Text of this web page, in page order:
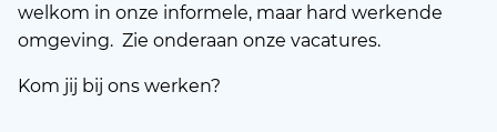
welkom in onze informele, maar hard werkende
omgeving. Zie onderaan onze vacatures.
Kom jij bij ons werken?